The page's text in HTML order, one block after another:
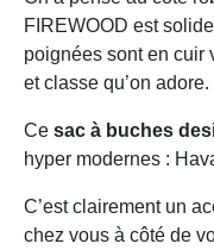
FIREWOOD est
poignées sont en cuir
et classe qu’on adore.
Ce sac à buches
hyper modernes :
C’est clairement un
chez vous à côté de